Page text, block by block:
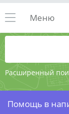
Расширенный
Меню
Помощь в